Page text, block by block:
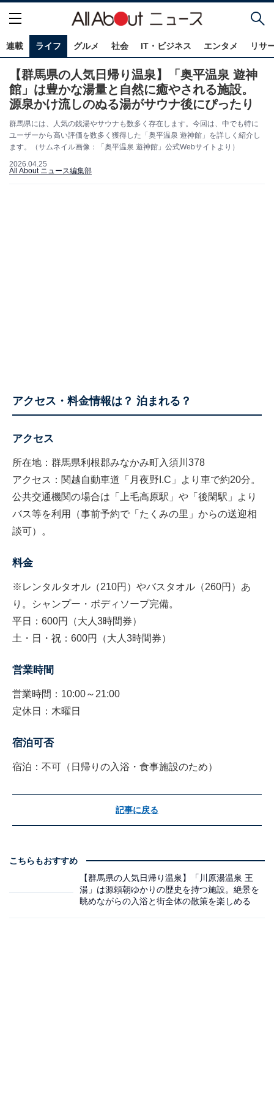
連載 ライフ グルメ 社会 IT・ビジネス エンタメ リサ
【群馬県の人気日帰り温泉】「奥平温泉 遊神
館」は豊かな湯量と自然に癒やされる施設。
源泉かけ流しのぬる湯がサウナ後にぴったり
群馬県には、人気の銭湯やサウナも数多く存在します。今回は、中でも特に
ユーザーから高い評価を数多く獲得した「奥平温泉 遊神館」を詳しく紹介し
ます。（サムネイル画像：「奥平温泉 遊神館」公式Webサイトより）
2026.04.25
All About ニュース編集部
アクセス・料金情報は？ 泊まれる？
アクセス
所在地：群馬県利根郡みなかみ町入須川378
アクセス：関越自動車道「月夜野I.C」より車で約20分。
公共交通機関の場合は「上毛高原駅」や「後閑駅」より
バス等を利用（事前予約で「たくみの里」からの送迎相
談可）。
料金
※レンタルタオル（210円）やバスタオル（260円）あ
り。シャンプー・ボディソープ完備。
平日：600円（大人3時間券）
土・日・祝：600円（大人3時間券）
営業時間
営業時間：10:00～21:00
定休日：木曜日
宿泊可否
宿泊：不可（日帰りの入浴・食事施設のため）
記事に戻る
こちらもおすすめ
【群馬県の人気日帰り温泉】「川原湯温泉 王
湯」は源頼朝ゆかりの歴史を持つ施設。絶景を
眺めながらの入浴と街全体の散策を楽しめる